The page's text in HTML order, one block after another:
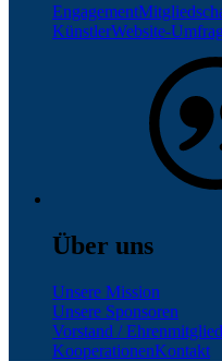
Engagement
KünstlerWebsite-
Über uns
Unsere Mission
Unsere Sponsoren
Vorstand /
KooperationenKontakt